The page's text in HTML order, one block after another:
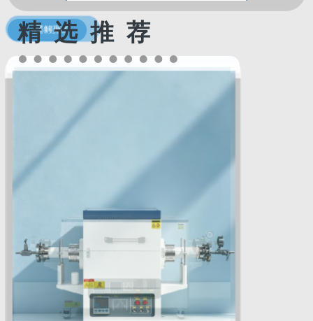
精 选 推 荐
了解更多